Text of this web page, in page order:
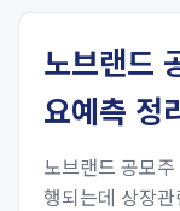
노브랜드
요예측 정
노브랜드 공모
행되는데 상장